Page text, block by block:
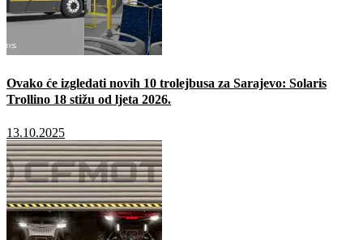
Ovako će izgledati novih 10 trolejbusa za Sarajevo: Solaris
Trollino 18 stižu od ljeta 2026.
13.10.2025